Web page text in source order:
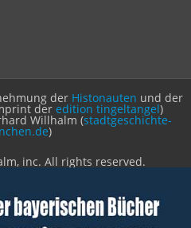
derHistonautenund der
Willhalm ( stadtgeschichte-
)